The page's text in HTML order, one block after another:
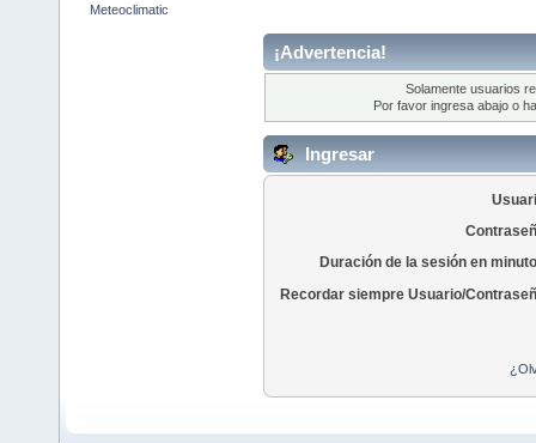
Meteoclimatic
¡Advertencia!
Solamente usuarios
Por favor ingresa abajo o
Ingresar
Duración de la sesión en
Recordar siempre Usuario/